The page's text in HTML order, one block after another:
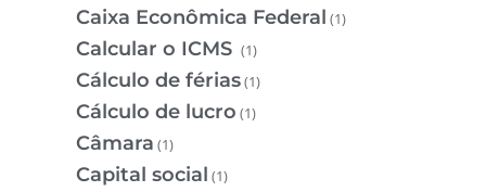
Caixa Econômica Federal (1)
Calcular o ICMS (1)
Cálculo de férias(1)
Cálculo de lucro (1)
Câmara (1)
Capital social (1)